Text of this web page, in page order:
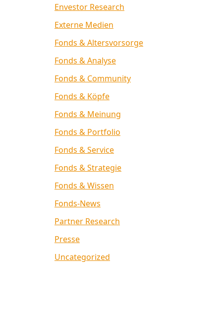
Envestor Research
Externe Medien
Fonds & Altersvorsorge
Fonds & Analyse
Fonds & Community
Fonds & Köpfe
Fonds & Meinung
Fonds & Portfolio
Fonds & Service
Fonds & Strategie
Fonds & Wissen
Fonds-News
Partner Research
Presse
Uncategorized